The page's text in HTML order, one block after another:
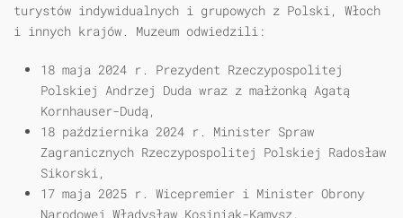
turystów indywidualnych i grupowych z Polski, Włoch
i innych krajów. Muzeum odwiedzili:
18 maja 2024 r. Prezydent Rzeczypospolitej
Polskiej Andrzej Duda wraz z małżonką Agatą
Kornhauser-Dudą,
18 października 2024 r. Minister Spraw
Zagranicznych Rzeczypospolitej Polskiej Radosław
Sikorski,
17 maja 2025 r. Wicepremier i Minister Obrony
Narodowej Władysław Kosiniak-Kamysz,